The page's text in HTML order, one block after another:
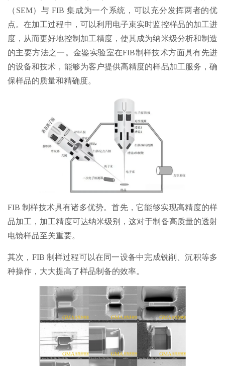
（SEM）与 FIB 集成为一个系统，可以充分发挥两者的优
点。在加工过程中，可以利用电子束实时监控样品的加工进
度，从而更好地控制加工精度，使其成为纳米级分析和制造
的主要方法之一。金鉴实验室在FIB制样技术方面具有先进
的设备和技术，能够为客户提供高精度的样品加工服务，确
保样品的质量和精确度。
FIB 制样技术具有诸多优势。首先，它能够实现高精度的样
品加工，加工精度可达纳米级别，这对于制备高质量的透射
电镜样品至关重要。
其次，FIB 制样过程可以在同一设备中完成铣削、沉积等多
种操作，大大提高了样品制备的效率。